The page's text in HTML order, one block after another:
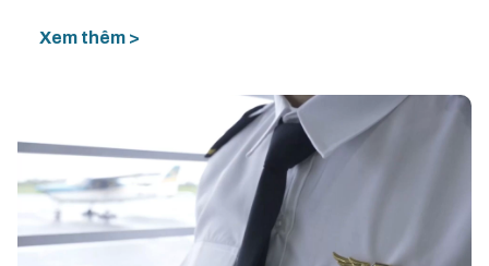
Xem thêm >